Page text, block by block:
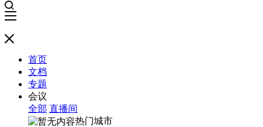
首页
文档
专题
会议
全部 直播间
热门城市